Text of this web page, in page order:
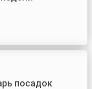
посадок